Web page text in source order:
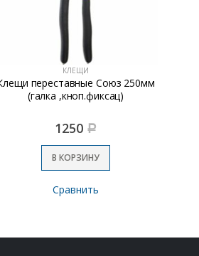
КЛЕЩИ
переставные Союз 250мм
(галка ,кноп.фиксац)
1250 Р
В КОРЗИНУ
Сравнить